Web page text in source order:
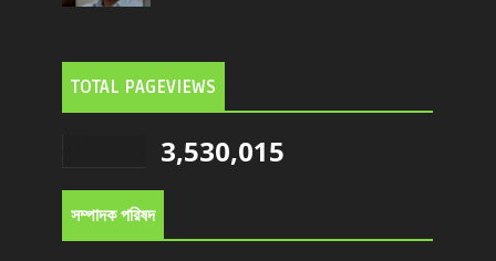
TOTAL PAGEVIEWS
3,530,015
সম্পাদক পরিষদ